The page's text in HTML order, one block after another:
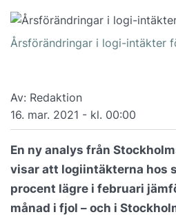
Årsförändringar i logi-intäkter
Av: Redaktion
16. mar. 2021 - kl. 00:00
En ny analys från
visar att logiintäkterna hos
procent lägre i februari
månad i fjol – och i